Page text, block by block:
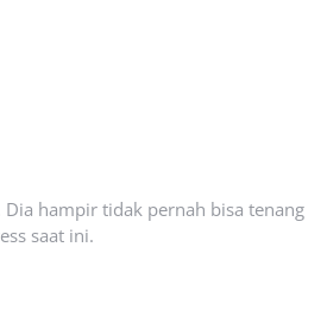
hampir tidak pernah bisa tenang
saat ini.